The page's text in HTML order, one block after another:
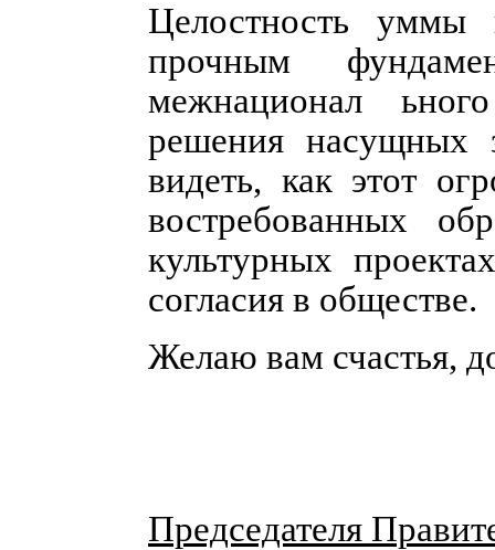
Целостность уммы
прочным
межнационал
решения насущных
видеть, как этот
востребованных
культурных
согласия в обществе.
Желаю вам счастья,
Председателя